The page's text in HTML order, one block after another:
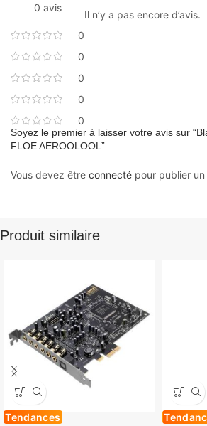
0 avis
0
0
0
0
0
Il n’y a pas encore d’avis.
Soyez le premier à laisser votre avis sur
FLOE AEROOLOOL”
Vous devez être connecté pour publier un
Produit similaire
Tendances